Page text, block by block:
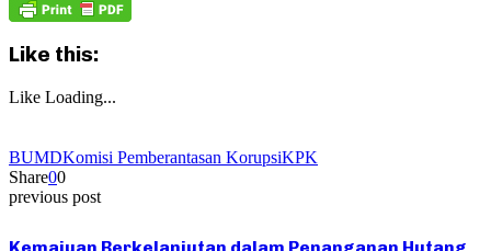
Like this:
Like Loading...
BUMDKomisi Pemberantasan KorupsiKPK
Share00
previous post